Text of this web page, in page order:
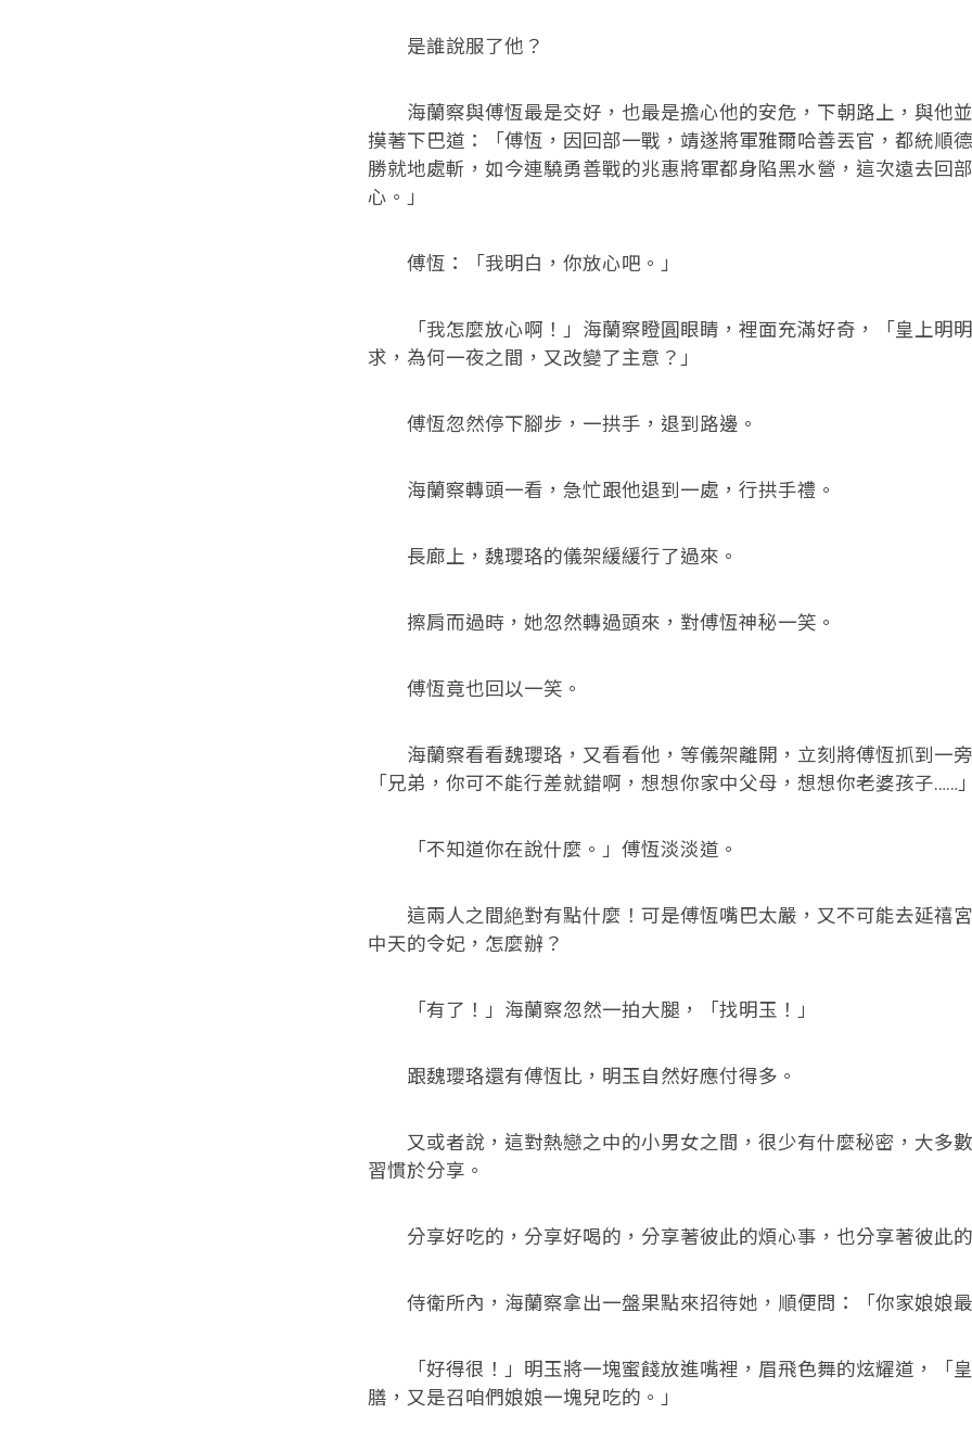
是誰說服了他？
海蘭察與傅恆最是交好，也最是擔心他的安危，下朝路上，與他
摸著下巴道：「傅恆，因回部一戰，靖遂將軍雅爾哈善丟官，都統順
勝就地處斬，如今連驍勇善戰的兆惠將軍都身陷黑水營，這次遠去回
心。」
傅恆：「我明白，你放心吧。」
「我怎麼放心啊！」海蘭察瞪圓眼睛，裡面充滿好奇，「皇上明
求，為何一夜之間，又改變了主意？」
傅恆忽然停下腳步，一拱手，退到路邊。
海蘭察轉頭一看，急忙跟他退到一處，行拱手禮。
長廊上，魏瓔珞的儀架緩緩行了過來。
擦肩而過時，她忽然轉過頭來，對傅恆神秘一笑。
傅恆竟也回以一笑。
海蘭察看看魏瓔珞，又看看他，等儀架離開，立刻將傅恆抓到一旁
「兄弟，你可不能行差就錯啊，想想你家中父母，想想你老婆孩子……」
「不知道你在說什麼。」傅恆淡淡道。
這兩人之間絶對有點什麼！可是傅恆嘴巴太嚴，又不可能去延禧宮
中天的令妃，怎麼辦？
「有了！」海蘭察忽然一拍大腿，「找明玉！」
跟魏瓔珞還有傅恆比，明玉自然好應付得多。
又或者說，這對熱戀之中的小男女之間，很少有什麼秘密，大多
習慣於分享。
分享好吃的，分享好喝的，分享著彼此的煩心事，也分享著彼此的
侍衛所內，海蘭察拿出一盤果點來招待她，順便問：「你家娘娘最
「好得很！」明玉將一塊蜜餞放進嘴裡，眉飛色舞的炫耀道，「
膳，又是召咱們娘娘一塊兒吃的。」